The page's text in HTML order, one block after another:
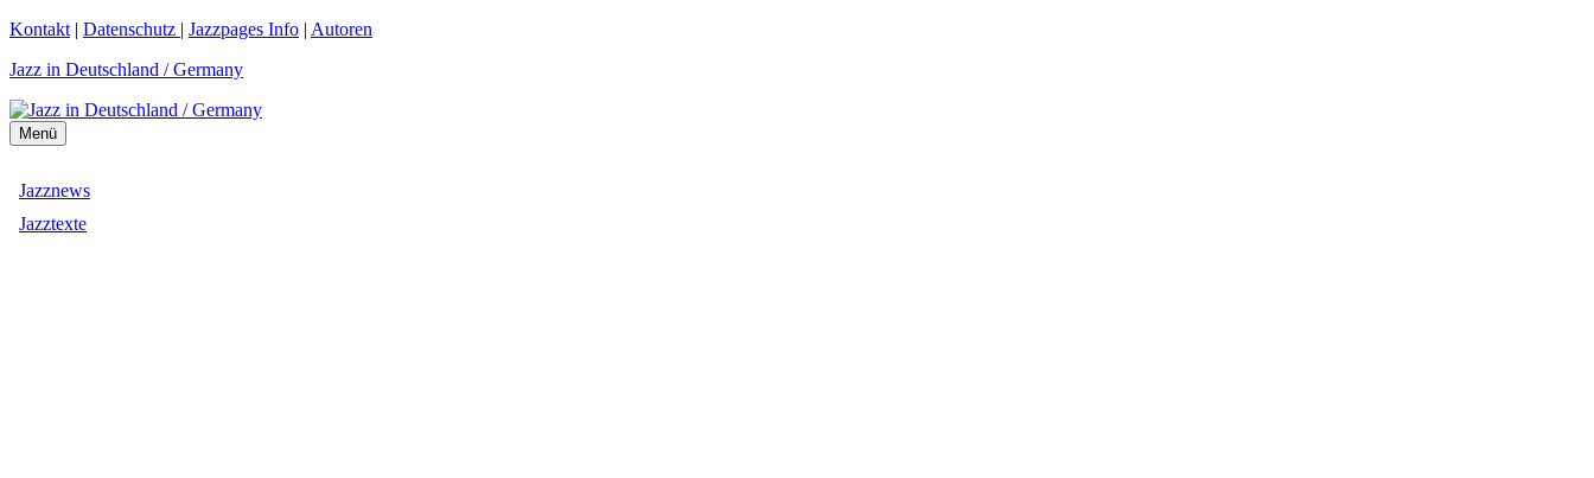
Zum
springen
Kontakt | Datenschutz | Jazzpages Info | Autoren
Jazz in Deutschland / Germany
Menü
Jazznews
Jazztexte